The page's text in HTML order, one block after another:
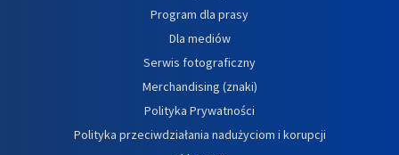
Program dla prasy
Dla mediów
Serwis fotograficzny
Merchandising (znaki)
Polityka Prywatności
Polityka przeciwdziałania nadużyciom i korupcji